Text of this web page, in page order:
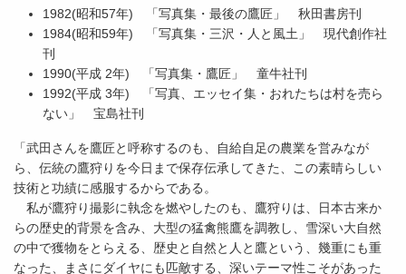
1982(昭和57年) 「写真集・最後の鷹匠」 秋田書房刊
1984(昭和59年) 「写真集・三沢・人と風土」 現代創作社
刊
1990(平成 2年) 「写真集・鷹匠」 童牛社刊
1992(平成 3年) 「写真、エッセイ集・おれたちは村を売ら
ない」 宝島社刊
「武田さんを鷹匠と呼称するのも、自給自足の農業を営みなが
ら、伝統の鷹狩りを今日まで保存伝承してきた、この素晴らしい
技術と功績に感服するからである。
私が鷹狩り撮影に執念を燃やしたのも、鷹狩りは、日本古来か
らの歴史的背景を含み、大型の猛禽熊鷹を調教し、雪深い大自然
の中で獲物をとらえる、歴史と自然と人と鷹という、幾重にも重
なった、まさにダイヤにも匹敵する、深いテーマ性こそがあった